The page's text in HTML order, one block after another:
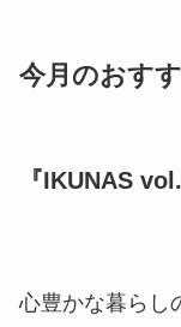
今月のおす
『IKUNAS
心豊かな暮らし